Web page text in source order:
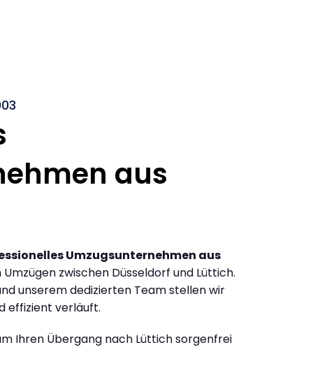
aus
Umzugsunternehmen aus
zwischen Düsseldorf und Lüttich.
unserem dedizierten Team stellen wir
effizient verläuft.
Ihren Übergang nach Lüttich sorgenfrei